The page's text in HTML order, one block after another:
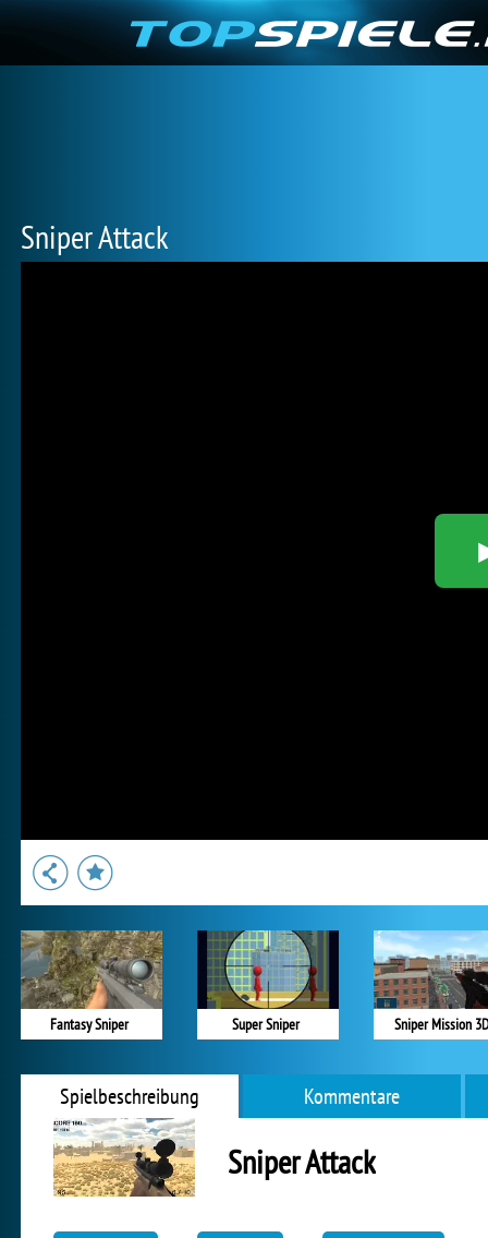
Sniper Attack
Fantasy Sniper Super Sniper Sniper Mission 3D
Spielbeschreibung Kommentare
Sniper Attack